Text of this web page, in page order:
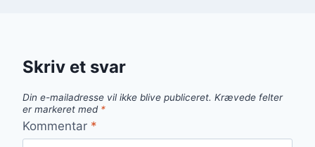
Skriv et svar
Din e-mailadresse vil ikke blive publiceret. Krævede felter
er markeret med *
Kommentar *